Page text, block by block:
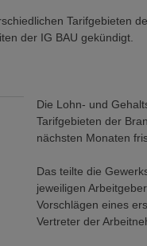
Tarifgebieten
der IG BAU gekündigt.
Die Lohn- und
Tarifgebieten der
nächsten Monaten
Das teilte die
jeweiligen
Vorschlägen eines
Vertreter der